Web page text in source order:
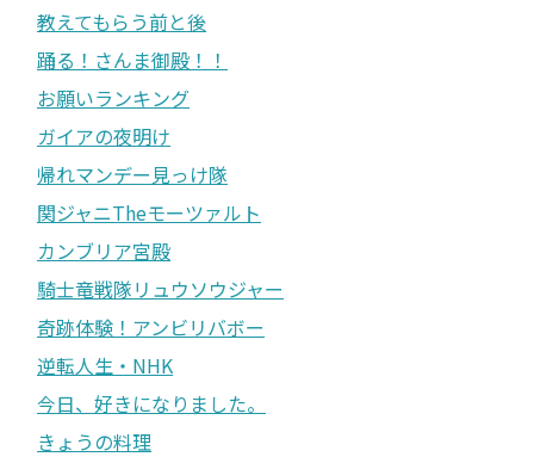
教えてもらう前と後
踊る！さんま御殿！！
お願いランキング
ガイアの夜明け
帰れマンデー見っけ隊
関ジャニTheモーツァルト
カンブリア宮殿
騎士竜戦隊リュウソウジャー
奇跡体験！アンビリバボー
逆転人生・NHK
今日、好きになりました。
きょうの料理